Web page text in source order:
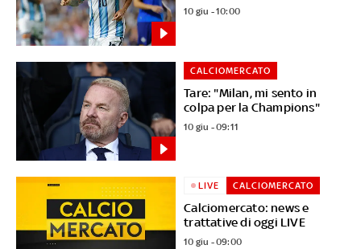
10 giu - 10:00
Tare: "Milan, mi sento in
colpa per la Champions"
CALCIOMERCATO
10 giu - 09:11
Calciomercato: news e
trattative di oggi LIVE
LIVE CALCIOMERCATO
10 giu - 09:00